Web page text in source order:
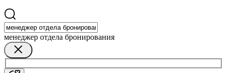
менеджер отдела бронирования